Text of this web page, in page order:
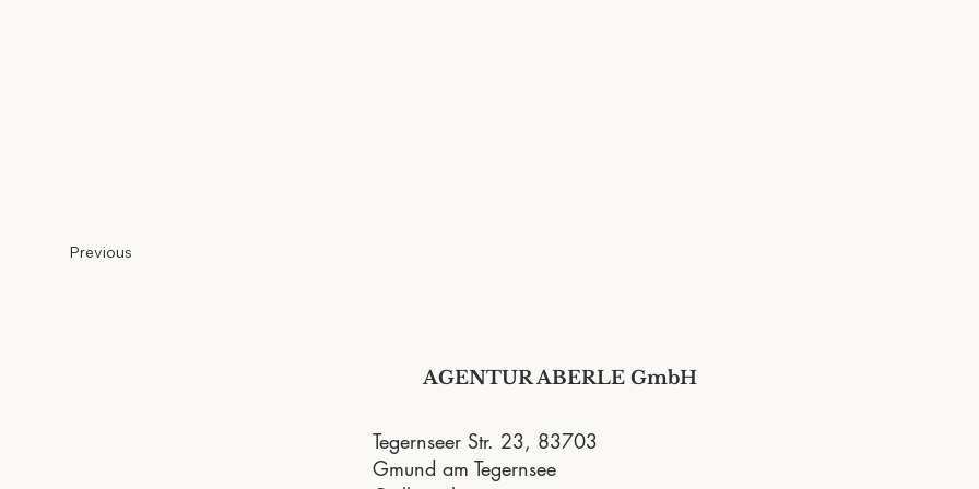
Previous
AGENTUR ABERLE GmbH
Tegernseer Str. 23, 83703
Gmund am Tegernsee